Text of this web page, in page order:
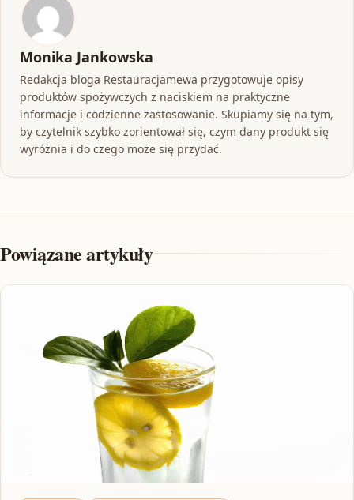
Monika Jankowska
Redakcja bloga Restauracjamewa przygotowuje opisy
produktów spożywczych z naciskiem na praktyczne
informacje i codzienne zastosowanie. Skupiamy się na tym,
by czytelnik szybko zorientował się, czym dany produkt się
wyróżnia i do czego może się przydać.
Powiązane artykuły